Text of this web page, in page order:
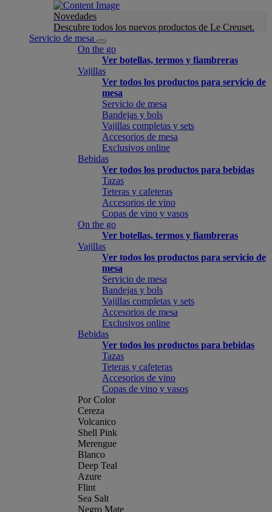
Novedades
Descubre todos los nuevos productos de Le Creuset.
Servicio de mesa
On the go
Ver botellas, termos y fiambreras
Vajillas
Ver todos los productos para servicio de
mesa
Servicio de mesa
Bandejas y bols
Vajillas completas y sets
Accesorios de mesa
Exclusivos online
Bebidas
Ver todos los productos para bebidas
Tazas
Teteras y cafeteras
Accesorios de vino
Copas de vino y vasos
On the go
Ver botellas, termos y fiambreras
Vajillas
Ver todos los productos para servicio de
mesa
Servicio de mesa
Bandejas y bols
Vajillas completas y sets
Accesorios de mesa
Exclusivos online
Bebidas
Ver todos los productos para bebidas
Tazas
Teteras y cafeteras
Accesorios de vino
Copas de vino y vasos
Por Color
Cereza
Volcanico
Shell Pink
Merengue
Blanco
Deep Teal
Azure
Flint
Sea Salt
Negro Mate